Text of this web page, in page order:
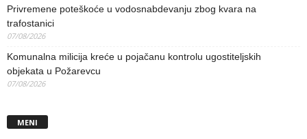
Privremene poteškoće u vodosnabdevanju zbog kvara na
trafostanici
07/08/2026
Komunalna milicija kreće u pojačanu kontrolu ugostiteljskih
objekata u Požarevcu
07/08/2026
MENI